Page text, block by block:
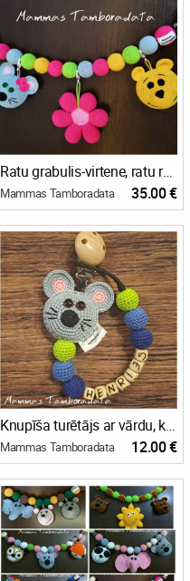
Ratu grabulis-virtene, ratu rotaļlieta, grabulītis mazuļa ratiem, attīstošā rotaļlieta
Mammas Tamboradata 35.00 €
Knupīša turētājs ar vārdu, knupīšturētājs, knupīša sargs, dāvana mazulim, personalizēta dāvana mazulim, raudzību dāvana
Mammas Tamboradata 12.00 €